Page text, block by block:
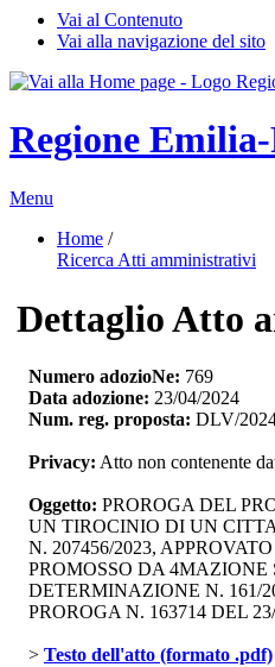
Vai al Contenuto
Vai alla navigazione del sito
Regione
Menu
Home /
Ricerca Atti amministrativi
Dettaglio Atto
Numero adozioNe: 769
Data adozione: 23/04/2024
Num. reg. proposta: DLV/
Privacy: Atto non contenente
Oggetto: PROROGA DEL
UN TIROCINIO DI UN
N. 207456/2023,
PROMOSSO DA
DETERMINAZIONE N. 161/
PROROGA N. 163714 DEL
> Testo dell'atto (formato .pdf)